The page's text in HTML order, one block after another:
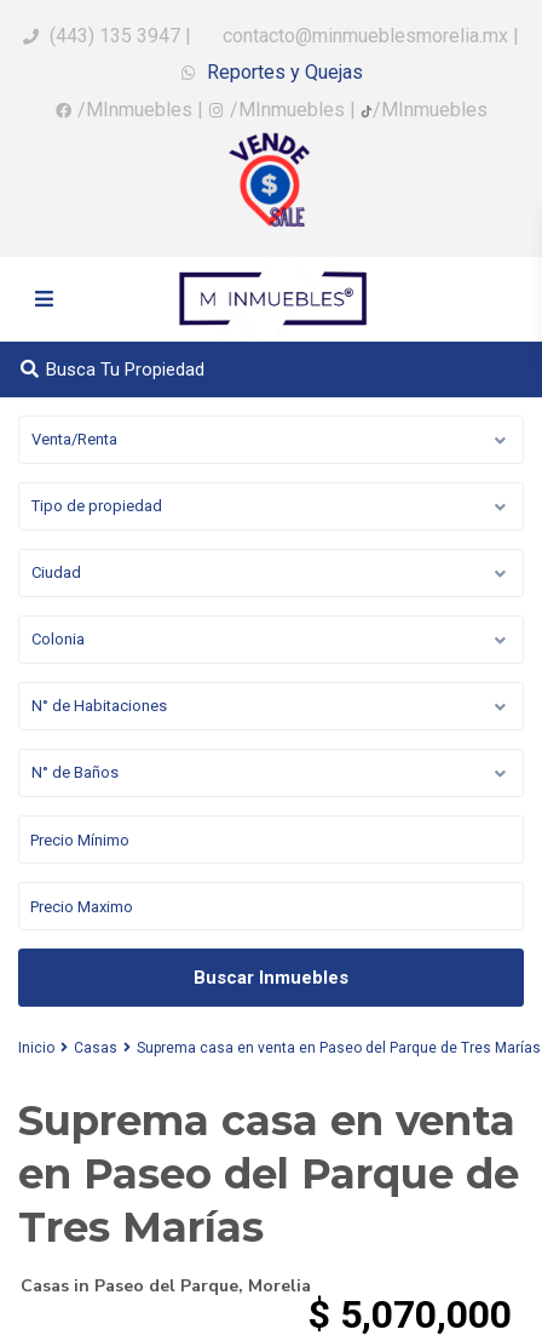
(443) 135 3947 | contacto@minmueblesmorelia.mx |
Reportes y Quejas
/MInmuebles | /MInmuebles | /MInmuebles
Busca Tu Propiedad
Venta/Renta
Tipo de propiedad
Ciudad
Colonia
N° de Habitaciones
N° de Baños
Buscar Inmuebles
Inicio Casas Suprema casa en venta en Paseo del Parque de Tres Marías
Suprema casa en venta
en Paseo del Parque de
Tres Marías
Casas in Paseo del Parque, Morelia
$ 5,070,000